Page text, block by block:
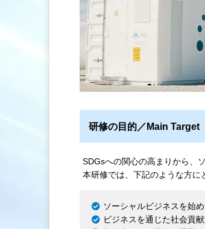
研修の目的／Main Target
SDGsへの関心の高まりから、
本研修では、下記のような方に
ソーシャルビジネスを始
ビジネスを通じた社会貢